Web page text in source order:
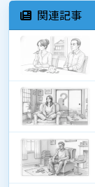
関連記事